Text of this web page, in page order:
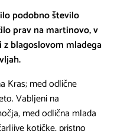
podobno število
prav na martinovo, v
z blagoslovom mladega
Kras; med odlične
Vabljeni na
med odlična mlada